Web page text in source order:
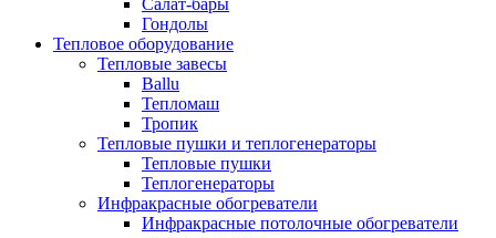
Гондолы
Тепловое оборудование
Тепловые завесы
Ballu
Тепломаш
Тропик
Тепловые пушки и теплогенераторы
Тепловые пушки
Теплогенераторы
Инфракрасные обогреватели
Инфракрасные потолочные обогреватели